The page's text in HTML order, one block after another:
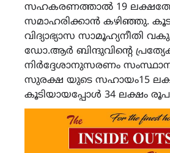
സഹകരണത്താൽ 19
സമാഹരിക്കാൻ കഴിഞ്ഞു.
വിദ്യാഭ്യാസ സാമൂഹ്യനീതി
ഡോ.ആർ ബിന്ദുവിൻ്റെ
നിർദ്ദേശാനുസരണം
സുരക്ഷ യുടെ സഹായം15
കൂടിയായപ്പോൾ 34 ലക്ഷം